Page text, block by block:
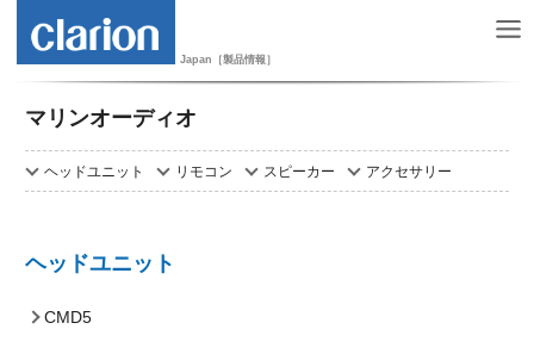
Japan［製品情報］
マリンオーディオ
ヘッドユニット リモコン スピーカー アクセサリー
ヘッドユニット
CMD5